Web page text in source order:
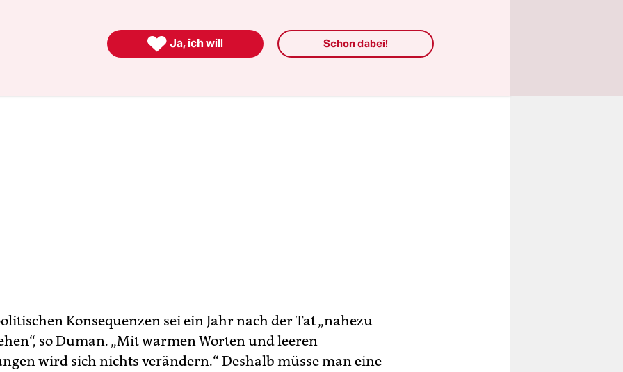
Konsequenzen sei ein Jahr nach der Tat „nahezu
so Duman. „Mit warmen Worten und leeren
wird sich nichts verändern.“ Deshalb müsse man eine
 Ja, ich will Schon dabei!